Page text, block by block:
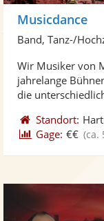
Musicdance
Band, Tanz-/
Wir Musiker von
jahrelange
die
Standort:
Gage: €€ (ca.